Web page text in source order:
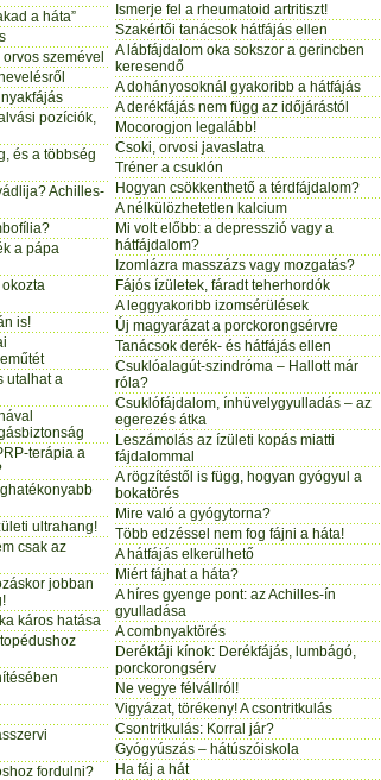
a háta”
szemével
pozíciók,
és a többség
Achilles-
a pápa
is!
utalhat a
terápia a
ultrahang!
csak az
jobban
káros hatása
fordulni?
Ismerje fel a rheumatoid artritiszt!
Szakértői tanácsok hátfájás ellen
A lábfájdalom oka sokszor a gerincben
keresendő
A dohányosoknál gyakoribb a hátfájás
A derékfájás nem függ az időjárástól
Mocorogjon legalább!
Csoki, orvosi javaslatra
Tréner a csuklón
Hogyan csökkenthető a térdfájdalom?
A nélkülözhetetlen kalcium
Mi volt előbb: a depresszió vagy a
hátfájdalom?
Izomlázra masszázs vagy mozgatás?
Fájós ízületek, fáradt teherhordók
A leggyakoribb izomsérülések
Új magyarázat a porckorongsérvre
Tanácsok derék- és hátfájás ellen
Csuklóalagút-szindróma – Hallott már
róla?
Csuklófájdalom, ínhüvelygyulladás – az
egerezés átka
Leszámolás az ízületi kopás miatti
fájdalommal
A rögzítéstől is függ, hogyan gyógyul a
bokatörés
Mire való a gyógytorna?
Több edzéssel nem fog fájni a háta!
A hátfájás elkerülhető
Miért fájhat a háta?
A híres gyenge pont: az Achilles-ín
gyulladása
A combnyaktörés
Deréktáji kínok: Derékfájás, lumbágó,
porckorongsérv
Ne vegye félvállról!
Vigyázat, törékeny! A csontritkulás
Csontritkulás: Korral jár?
Gyógyúszás – hátúszóiskola
Ha fáj a hát